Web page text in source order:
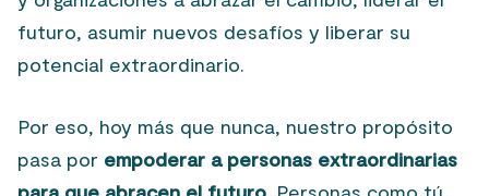
futuro, asumir nuevos desafíos y liberar su
potencial extraordinario.
Por eso, hoy más que nunca, nuestro propósito
pasa por empoderar a personas extraordinarias